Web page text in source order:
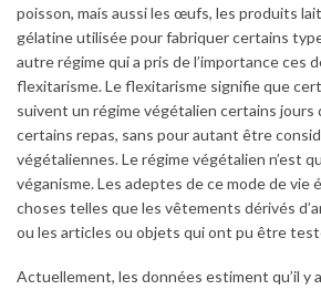
poisson, mais aussi les œufs, les produits
gélatine utilisée pour fabriquer certains
autre régime qui a pris de l’importance ces
flexitarisme. Le flexitarisme signifie que
suivent un régime végétalien certains jours
certains repas, sans pour autant être
végétaliennes. Le régime végétalien n’est
véganisme. Les adeptes de ce mode de vie
choses telles que les vêtements dérivés
ou les articles ou objets qui ont pu être
Actuellement, les données estiment qu’il y